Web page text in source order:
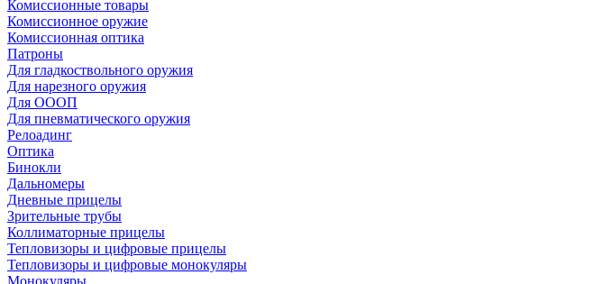
Комиссионные товары
Комиссионное оружие
Комиссионная оптика
Патроны
Для гладкоствольного оружия
Для нарезного оружия
Для ОООП
Для пневматического оружия
Релоадинг
Оптика
Бинокли
Дальномеры
Дневные прицелы
Зрительные трубы
Коллиматорные прицелы
Тепловизоры и цифровые прицелы
Тепловизоры и цифровые монокуляры
Монокуляры